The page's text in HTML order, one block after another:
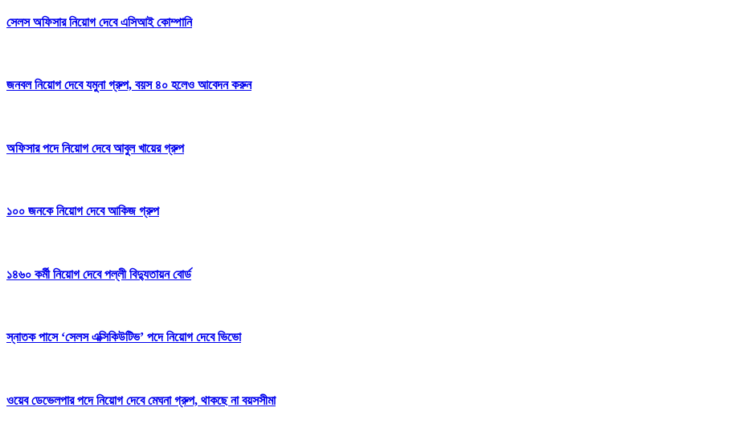
সেলস অফিসার নিয়োগ দেবে এসিআই কোম্পানি
জনবল নিয়োগ দেবে যমুনা গ্রুপ, বয়স ৪০ হলেও আবেদন করুন
অফিসার পদে নিয়োগ দেবে আবুল খায়ের গ্রুপ
১০০ জনকে নিয়োগ দেবে আকিজ গ্রুপ
১৪৬০ কর্মী নিয়োগ দেবে পল্লী বিদ্যুতায়ন বোর্ড
স্নাতক পাসে ‘সেলস এক্সিকিউটিভ’ পদে নিয়োগ দেবে ভিভো
ওয়েব ডেভেলপার পদে নিয়োগ দেবে মেঘনা গ্রুপ, থাকছে না বয়সসীমা